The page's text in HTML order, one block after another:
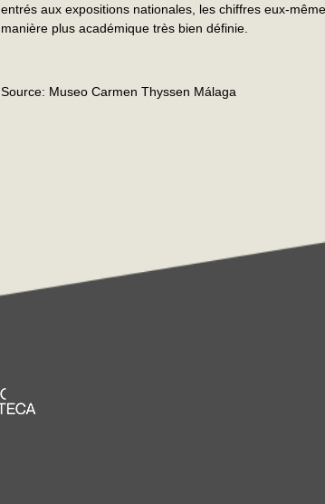
entrés aux expositions nationales, les chiffres eux-
manière plus académique très bien définie.
Source: Museo Carmen Thyssen Málaga